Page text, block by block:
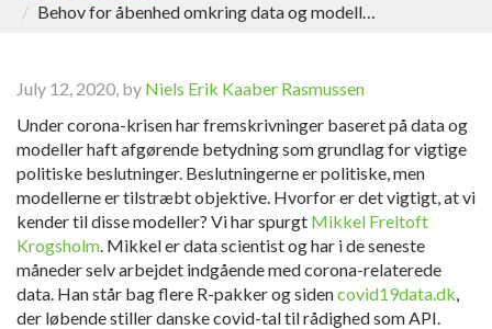
Behov for åbenhed omkring data og modeller bag corona-beslutninger
July 12, 2020, by Niels Erik Kaaber Rasmussen
Under corona-krisen har fremskrivninger baseret på data og
modeller haft afgørende betydning som grundlag for vigtige
politiske beslutninger. Beslutningerne er politiske, men
modellerne er tilstræbt objektive. Hvorfor er det vigtigt, at vi
kender til disse modeller? Vi har spurgt Mikkel Freltoft
Krogsholm. Mikkel er data scientist og har i de seneste
måneder selv arbejdet indgående med corona-relaterede
data. Han står bag flere R-pakker og sidencovid19data.dk,
der løbende stiller danske covid-tal til rådighed som API.